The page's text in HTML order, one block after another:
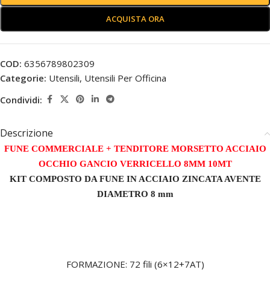
ACQUISTA ORA
COD: 6356789802309
Categorie: Utensili, Utensili Per Officina
Condividi:
Descrizione
FUNE COMMERCIALE + TENDITORE MORSETTO ACCIAIO
OCCHIO GANCIO VERRICELLO 8MM 10MT
KIT COMPOSTO DA FUNE IN ACCIAIO ZINCATA AVENTE
DIAMETRO 8 mm
FORMAZIONE: 72 fili (6×12+7AT)